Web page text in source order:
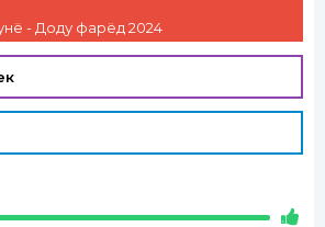
- Доду фарёд 2024